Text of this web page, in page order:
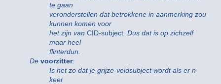
te gaan
veronderstellen dat betrokkene in aanmerking zou
kunnen komen voor
het zijn van CID-subject . Dus dat is op zichzelf
maar heel
flinterdun.
De voorzitter:
Is het zo dat je grijze-veldsubject wordt als er n
keer